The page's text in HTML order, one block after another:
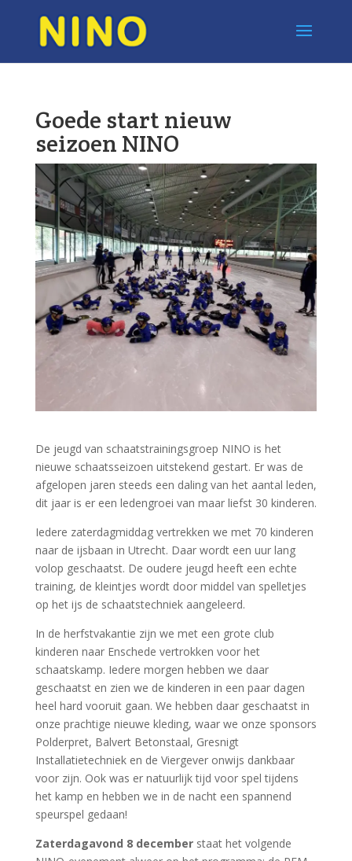
Goede start nieuw
seizoen NINO
De jeugd van schaatstrainingsgroep NINO is het
nieuwe schaatsseizoen uitstekend gestart. Er was de
afgelopen jaren steeds een daling van het aantal leden,
dit jaar is er een ledengroei van maar liefst 30 kinderen.
Iedere zaterdagmiddag vertrekken we met 70 kinderen
naar de ijsbaan in Utrecht. Daar wordt een uur lang
volop geschaatst. De oudere jeugd heeft een echte
training, de kleintjes wordt door middel van spelletjes
op het ijs de schaatstechniek aangeleerd.
In de herfstvakantie zijn we met een grote club
kinderen naar Enschede vertrokken voor het
schaatskamp. Iedere morgen hebben we daar
geschaatst en zien we de kinderen in een paar dagen
heel hard vooruit gaan. We hebben daar geschaatst in
onze prachtige nieuwe kleding, waar we onze sponsors
Polderpret, Balvert Betonstaal, Gresnigt
Installatietechniek en de Viergever onwijs dankbaar
voor zijn. Ook was er natuurlijk tijd voor spel tijdens
het kamp en hebben we in de nacht een spannend
speurspel gedaan!
Zaterdagavond 8 decemberstaat het volgende